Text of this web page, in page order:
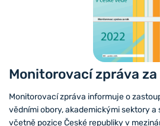
Monitorovací zpráva
Monitorovací zpráva informuje o
vědními obory, akademickými sektory a
včetně pozice České republiky v